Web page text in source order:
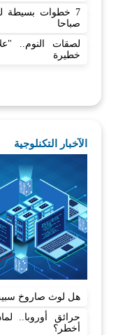
7 خطوات بسيطة
صباحا
لصقات النوم..
خطيرة
الآخبار التكنلوجية
هل لوث صاروخ
حرائق أوروبا..
أخطر؟